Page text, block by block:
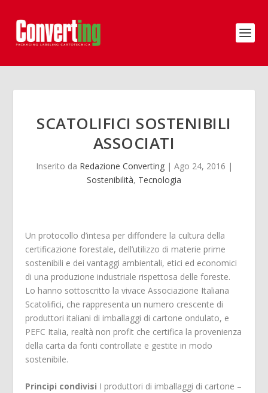
SCATOLIFICI SOSTENIBILI
ASSOCIATI
Inserito da Redazione Converting| Ago 24, 2016 |
Sostenibilità, Tecnologia
Un protocollo d’intesa per diffondere la cultura della
certificazione forestale, dell’utilizzo di materie prime
sostenibili e dei vantaggi ambientali, etici ed economici
di una produzione industriale rispettosa delle foreste.
Lo hanno sottoscritto la vivace Associazione Italiana
Scatolifici, che rappresenta un numero crescente di
produttori italiani di imballaggi di cartone ondulato, e
PEFC Italia, realtà non profit che certifica la provenienza
della carta da fonti controllate e gestite in modo
sostenibile.
Principi condivisi I produttori di imballaggi di cartone –